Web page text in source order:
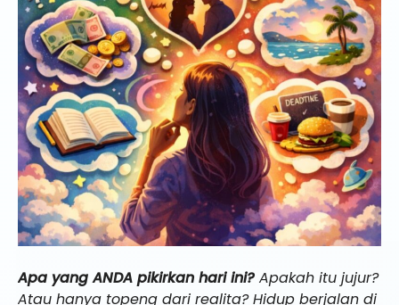
Apa yang ANDA pikirkan hari ini? Apakah itu jujur?
Atau hanya topeng dari realita? Hidup berjalan di